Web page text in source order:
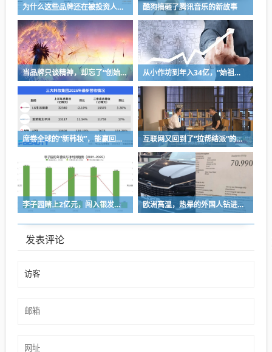
为什么这些品牌还在被投资人追捧 酷狗搞砸了腾讯音乐的新故事
当品牌只谈精神，却忘了“创始人思维” 从小作坊到年入34亿，“始祖鸟对手”被中国资本买了，能成“中产新宠”吗？
席卷全球的“新韩妆”，能赢回中国消费者吗？ 互联网又回到了“拉帮结派”的时代
李子园赌上2亿元，闯入银发市场 欧洲高温，热晕的外国人钻进中国新能源车里避暑
发表评论